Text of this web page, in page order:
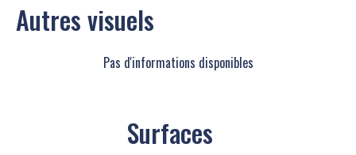
Autres visuels
Pas d'informations disponibles
Surfaces